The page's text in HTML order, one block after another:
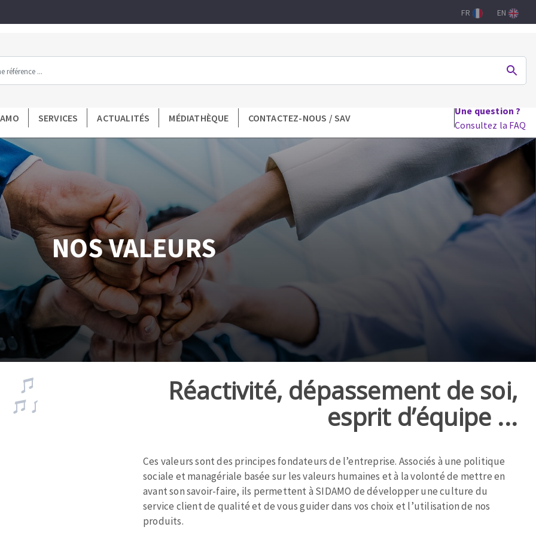
DE DIAMANTE
carbure
à profil
à profil
diamantés
FERRAMENTAS DE LADRILHO
Mesure et traçage
Application de la colle
Découpe des carreaux et panneaux
Pose des carreaux
Croisillons et cales
Système auto-nivelant à cale
Système auto-nivelant à vis
Pose des joints
Nettoyage
FERRAMENTAS PARA CARPINTARIA
Lames de scie circulaire
Lames de scie sauteuse
Lames de scie sabre
Mèches
ABRASIVOS APLICADOS
FR EN
SERVICES ACTUALITÉS MÉDIATHÈQUE CONTACTEZ-NOUS / SAV
Une question ?
Consultez la FAQ
NOS VALEURS
Réactivité, dépassement de soi,
esprit d’équipe ...
Ces valeurs sont des principes fondateurs de l’entreprise. Associés à une politique
sociale et managériale basée sur les valeurs humaines et à la volonté de mettre en
avant son savoir-faire, ils permettent à SIDAMO de développer une culture du
service client de qualité et de vous guider dans vos choix et l’utilisation de nos
produits.